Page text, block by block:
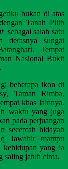
bukan di atas
Tanah Pilih
sebagai salah satu
derasnya sungai
Tempat
Nasional Bukit
beberapa ikon di
Taman Rimba,
khas lainnya.
waktu yang juga
pada perjuangan
secercah hidayah
Jawahir mampu
kehidupan yang ia
saling jatuh cinta.